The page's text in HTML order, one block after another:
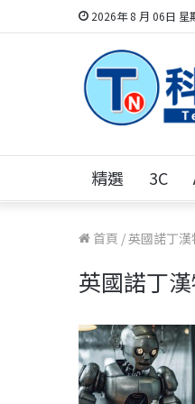
2026年 8 月 06日 星
精選 3C
首頁 /英國諾丁
英國諾丁